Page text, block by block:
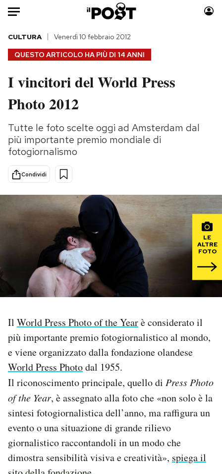
Auto
HOME
Italia
Politica
Tecnologia
Internet
Scienza
Cultura
Economia
Moda
Storie/Idee
Ok Boomer!
Mondiali calcio 2026
PODCAST
NEWSLETTER
SHOP
CALENDARIO
AREA PERSONALE
Area Personale
Newsletter
Notifiche mobile
QUESTO ARTICOLO HA PIÙ DI 14 ANNI
CULTURA Venerdì 10 febbraio 2012
I vincitori del World Press
Photo 2012
Tutte le foto scelte oggi ad Amsterdam dal
più importante premio mondiale di
fotogiornalismo
Condividi
LE
ALTRE
FOTO
Il World Press Photo of the Yearè considerato il
più importante premio fotogiornalistico al mondo,
e viene organizzato dalla fondazione olandese
World Press Photodal 1955.
Il riconoscimento principale, quello di Press Photo
of the Year, è assegnato alla foto che «non solo è la
sintesi fotogiornalistica dell’anno, ma raffigura un
evento o una situazione di grande rilievo
giornalistico raccontandoli in un modo che
dimostra sensibilità visiva e creatività», spiega il